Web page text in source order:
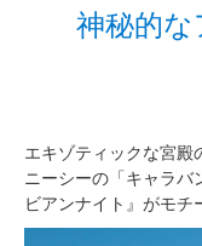
神秘的
エキゾティックな宮
ニーシーの「キャラバ
ビアンナイト』がモチ